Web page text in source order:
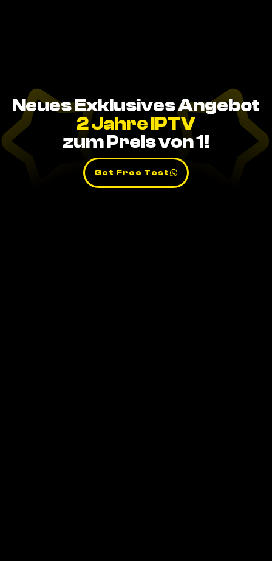
Neues Exklusives Angebot
2 Jahre IPTV
zum Preis von 1!
Get Free Test